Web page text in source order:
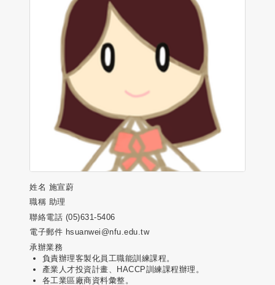
姓名 施宣蔚
職稱 助理
聯絡電話 (05)631-5406
電子郵件 hsuanwei@nfu.edu.tw
承辦業務
負責辦理客製化員工職能訓練課程。
產業人才投資計畫、HACCP訓練課程辦理。
各工業區廠商資料彙整。